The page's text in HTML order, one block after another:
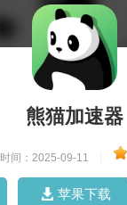
熊猫加速器
时间：2025-09-11
苹果下载